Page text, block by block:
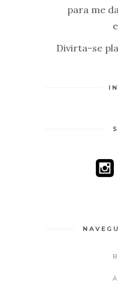
para me
Divirta-se